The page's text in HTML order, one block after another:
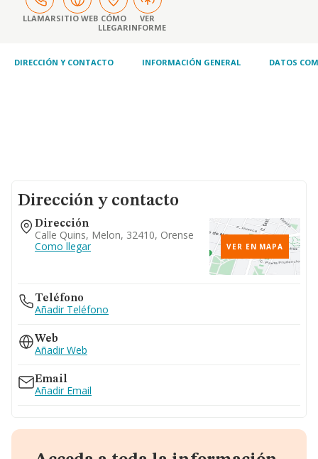
LLAMARSITIO WEB CÓMO
LLEGAR
VER
INFORME
DIRECCIÓN Y CONTACTO INFORMACIÓN GENERAL DATOS
Dirección y contacto
Dirección
Calle Quins, Melon, 32410, Orense
Como llegar
VER EN MAPA
Teléfono
Añadir Teléfono
Web
Añadir Web
Email
Añadir Email